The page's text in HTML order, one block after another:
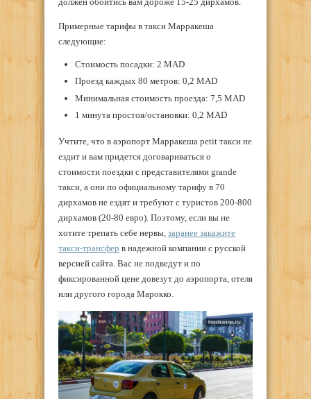
Примерные тарифы в такси Марракеша
следующие:
Стоимость посадки: 2 MAD
Проезд каждых 80 метров: 0,2 MAD
Минимальная стоимость проезда: 7,5 MAD
1 минута простоя/остановки: 0,2 MAD
Учтите, что в аэропорт Марракеша petit такси не
ездит и вам придется договариваться о
стоимости поездки с представителями grande
такси, а они по официальному тарифу в 70
дирхамов не ездят и требуют с туристов 200-800
дирхамов (20-80 евро). Поэтому, если вы не
хотите трепать себе нервы, заранее закажите
такси-трансфер в надежной компании с русской
версией сайта. Вас не подведут и по
фиксированной цене довезут до аэропорта, отеля
или другого города Марокко.